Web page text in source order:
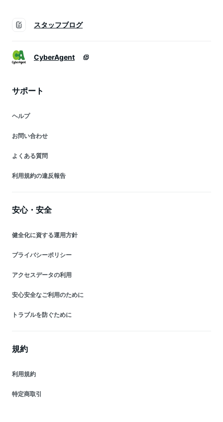
スタッフブログ
CyberAgent
サポート
ヘルプ
お問い合わせ
よくある質問
利用規約の違反報告
安心・安全
健全化に資する運用方針
プライバシーポリシー
アクセスデータの利用
安心安全なご利用のために
トラブルを防ぐために
規約
利用規約
特定商取引